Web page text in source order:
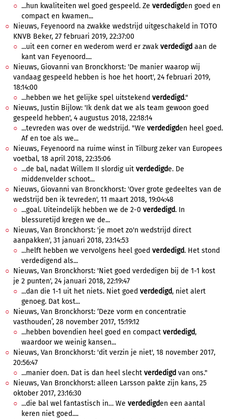
...hun kwaliteiten wel goed gespeeld. Ze verdedigden goed en
compact en kwamen...
Nieuws, Feyenoord na zwakke wedstrijd uitgeschakeld in TOTO
KNVB Beker, 27 februari 2019, 22:37:00
...uit een corner en wederom werd er zwak verdedigd aan de
kant van Feyenoord....
Nieuws, Giovanni van Bronckhorst: 'De manier waarop wij
vandaag gespeeld hebben is hoe het hoort', 24 februari 2019,
18:14:00
...hebben we het gelijke spel uitstekend verdedigd."
Nieuws, Justin Bijlow: 'Ik denk dat we als team gewoon goed
gespeeld hebben', 4 augustus 2018, 22:18:14
...tevreden was over de wedstrijd. "We verdedigden heel goed.
Af en toe als we...
Nieuws, Feyenoord na ruime winst in Tilburg zeker van Europees
voetbal, 18 april 2018, 22:35:06
...de bal, nadat Willem II slordig uit verdedigde. De
middenvelder schoot...
Nieuws, Giovanni van Bronckhorst: 'Over grote gedeeltes van de
wedstrijd ben ik tevreden', 11 maart 2018, 19:04:48
...goal. Uiteindelijk hebben we de 2-0 verdedigd. In
blessuretijd kregen we de...
Nieuws, Van Bronckhorst: 'je moet zo'n wedstrijd direct
aanpakken', 31 januari 2018, 23:14:53
...helft hebben we vervolgens heel goed verdedigd. Het stond
verdedigend als...
Nieuws, Van Bronckhorst: 'Niet goed verdedigen bij de 1-1 kost
je 2 punten', 24 januari 2018, 22:19:47
...dan die 1-1 uit het niets. Niet goed verdedigd, niet alert
genoeg. Dat kost...
Nieuws, Van Bronckhorst: ‘Deze vorm en concentratie
vasthouden’, 28 november 2017, 15:19:12
...hebben bovendien heel goed en compact verdedigd,
waardoor we weinig kansen...
Nieuws, Van Bronckhorst: 'dit verzin je niet', 18 november 2017,
20:56:47
...manier doen. Dat is dan heel slecht verdedigd van ons."
Nieuws, Van Bronckhorst: alleen Larsson pakte zijn kans, 25
oktober 2017, 23:16:30
...die bal wel fantastisch in… We verdedigden een aantal
keren niet goed....